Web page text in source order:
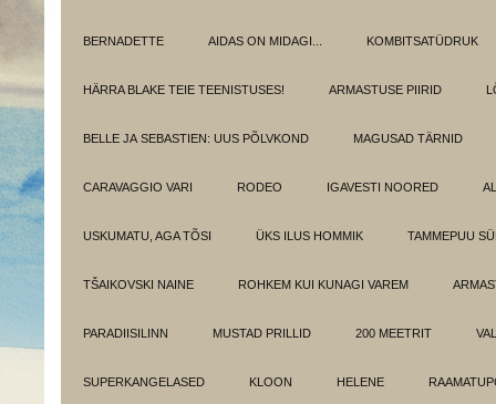
BERNADETTE AIDAS ON MIDAGI... KOMBITSATÜDRUK
HÄRRA BLAKE TEIE TEENISTUSES! ARMASTUSE PIIRID
BELLE JA SEBASTIEN: UUS PÕLVKOND MAGUSAD TÄRNID
CARAVAGGIO VARI RODEO IGAVESTI NOORED
USKUMATU, AGA TÕSI ÜKS ILUS HOMMIK TAMMEPUU
TŠAIKOVSKI NAINE ROHKEM KUI KUNAGI VAREM
PARADIISILINN MUSTAD PRILLID 200 MEETRIT
SUPERKANGELASED KLOON HELENE